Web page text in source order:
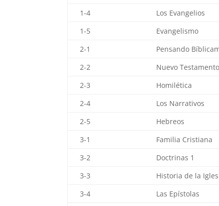
1-4
Los Evangelios
1-5
Evangelismo
2-1
Pensando
2-2
Nuevo
2-3
Homilética
2-4
Los Narrativos
2-5
Hebreos
3-1
Familia Cristiana
3-2
Doctrinas 1
3-3
Historia de la
3-4
Las Epístolas